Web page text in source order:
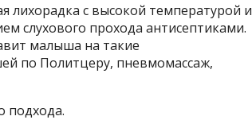
лихорадка с высокой температурой и
слухового прохода антисептиками.
малыша на такие
по Политцеру, пневмомассаж,
подхода.